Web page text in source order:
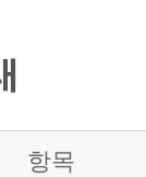
항목